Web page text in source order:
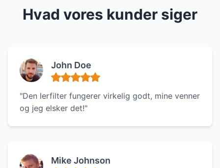
Hvad vores kunder siger
John Doe
"Den lerfilter fungerer virkelig godt, mine venner
og jeg elsker det!"
Mike Johnson